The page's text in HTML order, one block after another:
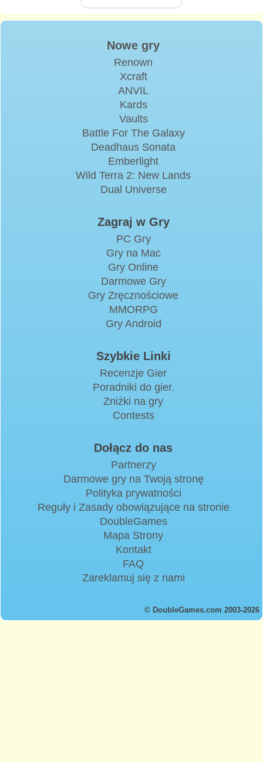
Nowe gry
Renown
Xcraft
ANVIL
Kards
Vaults
Battle For The Galaxy
Deadhaus Sonata
Emberlight
Wild Terra 2: New Lands
Dual Universe
Zagraj w Gry
PC Gry
Gry na Mac
Gry Online
Darmowe Gry
Gry Zręcznościowe
MMORPG
Gry Android
Szybkie Linki
Recenzje Gier
Poradniki do gier.
Zniżki na gry
Contests
Dołącz do nas
Partnerzy
Darmowe gry na Twoją stronę
Polityka prywatności
Reguły i Zasady obowiązujące na stronie
DoubleGames
Mapa Strony
Kontakt
FAQ
Zareklamuj się z nami
© DoubleGames.com 2003-2026